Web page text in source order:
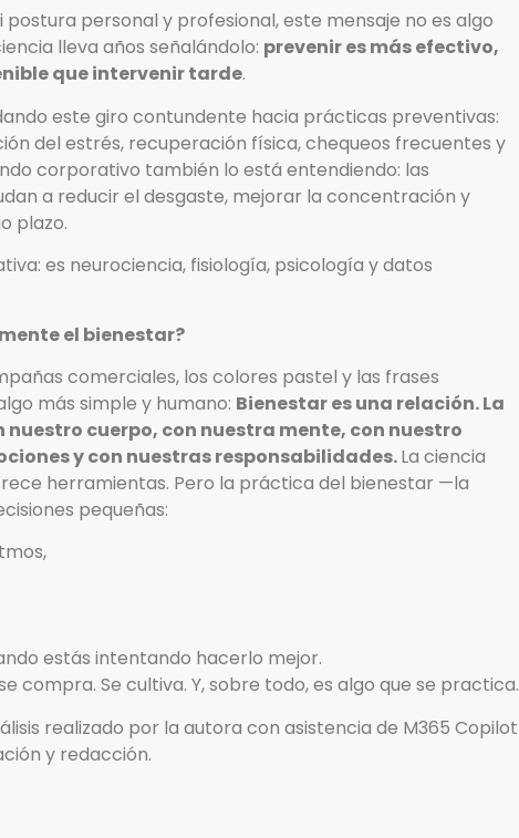
postura personal y profesional, este mensaje no es algo
lleva años señalándolo: prevenir es más efectivo,
que intervenir tarde.
este giro contundente hacia prácticas preventivas:
del estrés, recuperación física, chequeos frecuentes y
corporativo también lo está entendiendo: las
a reducir el desgaste, mejorar la concentración y
plazo.
es neurociencia, fisiología, psicología y datos
el bienestar?
comerciales, los colores pastel y las frases
más simple y humano: Bienestar es una relación. La
nuestro cuerpo, con nuestra mente, con nuestro
y con nuestras responsabilidades.La ciencia
herramientas. Pero la práctica del bienestar —la
pequeñas:
estás intentando hacerlo mejor.
compra. Se cultiva. Y, sobre todo, es algo que se practica.
realizado por la autora con asistencia de M365 Copilot
y redacción.